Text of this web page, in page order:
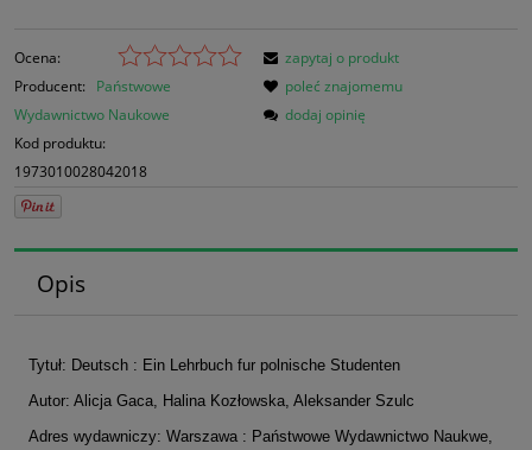
Ocena:
Producent:
Państwowe
Wydawnictwo Naukowe
Kod produktu:
1973010028042018
zapytaj o produkt
poleć znajomemu
dodaj opinię
Opis
Tytuł: Deutsch : Ein Lehrbuch fur polnische Studenten
Autor: Alicja Gaca, Halina Kozłowska, Aleksander Szulc
Adres wydawniczy: Warszawa : Państwowe Wydawnictwo Naukwe,